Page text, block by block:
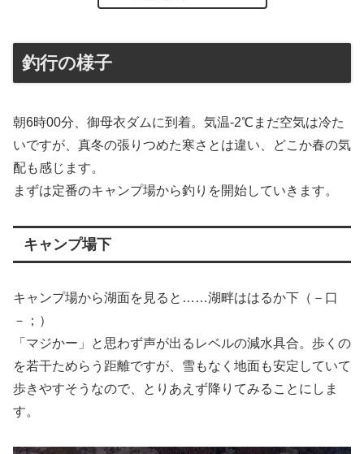
釣行の様子
朝6時00分、御母衣ダムに到着。気温-2℃まだ空気は冷た
いですが、真冬の張りつめた寒さとは違い、どこか春の気
配も感じます。
まずは定番のキャンプ場から釣りを開始していきます。
キャンプ場下
キャンプ場から湖面を見ると……湖畔ははるか下（－口
－；）
「マジかー」と思わず声が出るレベルの減水具合。歩くの
を若干ためらう距離ですが、雪もなく地面も安定していて
歩きやすそうなので、とりあえず降りてみることにしま
す。